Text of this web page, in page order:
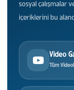
sosyal çalışmalar
içeriklerini bu
Video
Tüm